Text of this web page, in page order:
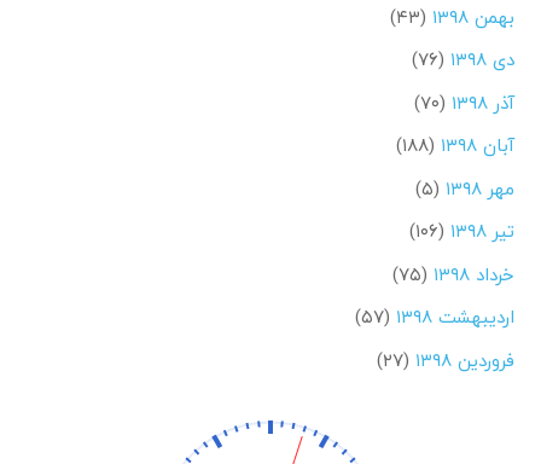
بهمن ۱۳۹۸
(۴۳)
دی ۱۳۹۸
(۷۶)
آذر ۱۳۹۸
(۷۰)
آبان ۱۳۹۸
(۱۸۸)
مهر ۱۳۹۸
(۵)
تیر ۱۳۹۸
(۱۰۶)
خرداد ۱۳۹۸
(۷۵)
اردیبهشت ۱۳۹۸
(۵۷)
فروردین ۱۳۹۸
(۲۷)